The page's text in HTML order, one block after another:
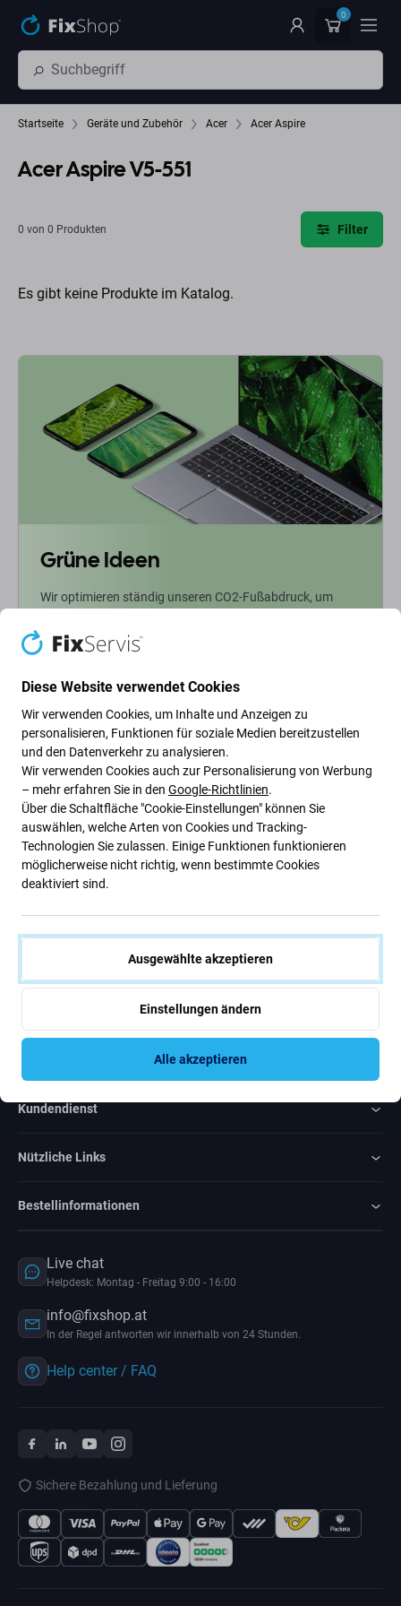
0
Startseite Geräte und Zubehör Acer Acer Aspire
Acer Aspire V5-551
0 von 0 Produkten Filter
Es gibt keine Produkte im Katalog.
Grüne Ideen
Wir optimieren ständig unseren CO2-Fußabdruck, um
wie wir unsere Prozesse anpassen, um unseren
Fußabdruck zu verringern.
Weiterlesen
Newsletter-Fix
Abonnieren Sie den regelmäßigen Newsletter über Rabatte und
Neuigkeiten.
Abonnieren
Rated Excellent
Over
Kundendienst
Nützliche Links
Bestellinformationen
Live chat
Helpdesk: Montag - Freitag 9:00 - 16:00
info@fixshop.at
In der Regel antworten wir innerhalb von 24 Stunden.
Help center / FAQ
Sichere Bezahlung und Lieferung
Diese Website verwendet Cookies
Wir verwenden Cookies, um Inhalte und Anzeigen zu
personalisieren, Funktionen für soziale Medien bereitzustellen
und den Datenverkehr zu analysieren.
Wir verwenden Cookies auch zur Personalisierung von Werbung
– mehr erfahren Sie in den Google-Richtlinien.
Über die Schaltfläche "Cookie-Einstellungen" können Sie
auswählen, welche Arten von Cookies und Tracking-
Technologien Sie zulassen. Einige Funktionen funktionieren
möglicherweise nicht richtig, wenn bestimmte Cookies
deaktiviert sind.
Ausgewählte akzeptieren
Einstellungen ändern
Alle akzeptieren